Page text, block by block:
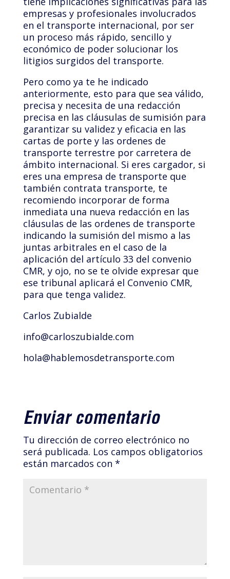
empresas y profesionales involucrados
en el transporte internacional, por ser
un proceso más rápido, sencillo y
económico de poder solucionar los
litigios surgidos del transporte.
Pero como ya te he indicado
anteriormente, esto para que sea válido,
precisa y necesita de una redacción
precisa en las cláusulas de sumisión para
garantizar su validez y eficacia en las
cartas de porte y las ordenes de
transporte terrestre por carretera de
ámbito internacional. Si eres cargador, si
eres una empresa de transporte que
también contrata transporte, te
recomiendo incorporar de forma
inmediata una nueva redacción en las
cláusulas de las ordenes de transporte
indicando la sumisión del mismo a las
juntas arbitrales en el caso de la
aplicación del artículo 33 del convenio
CMR, y ojo, no se te olvide expresar que
ese tribunal aplicará el Convenio CMR,
para que tenga validez.
Carlos Zubialde
info@carloszubialde.com
hola@hablemosdetransporte.com
Enviar comentario
Tu dirección de correo electrónico no
será publicada. Los campos obligatorios
están marcados con *